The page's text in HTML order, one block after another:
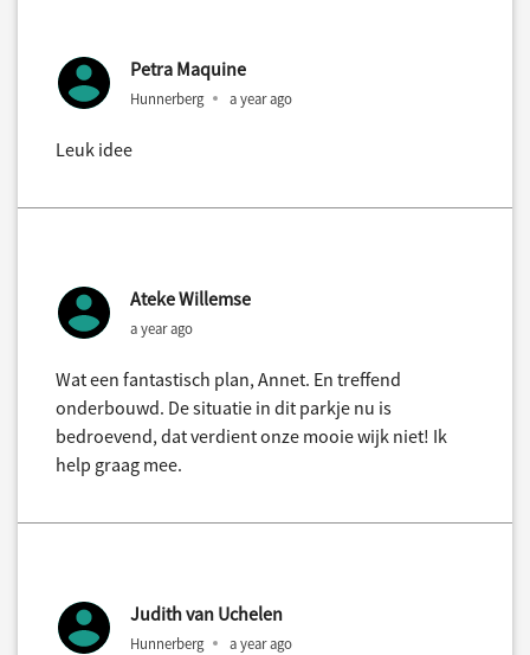
Petra Maquine
Hunnerberg a year ago
Leuk idee
Ateke Willemse
a year ago
Wat een fantastisch plan, Annet. En treffend
onderbouwd. De situatie in dit parkje nu is
bedroevend, dat verdient onze mooie wijk niet! Ik
help graag mee.
Judith van Uchelen
Hunnerberg a year ago